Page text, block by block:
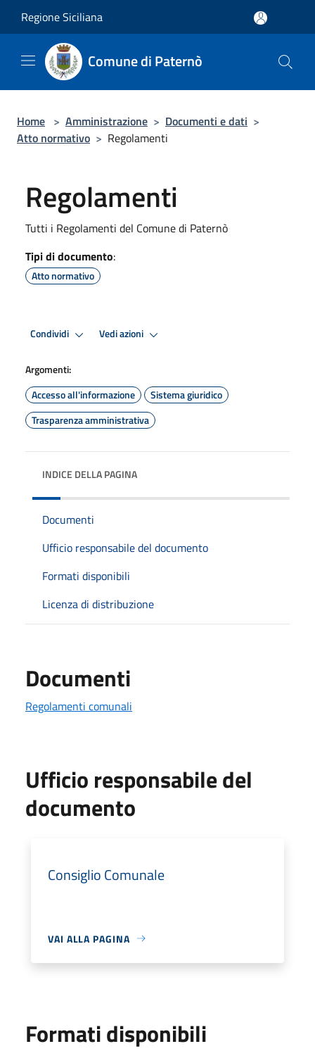
Regione Siciliana
Comune di Paternò
Home > Amministrazione > Documenti e dati >
Atto normativo > Regolamenti
Regolamenti
Tutti i Regolamenti del Comune di Paternò
Tipi di documento:
Atto normativo
Condividi Vedi azioni
Argomenti:
Accesso all'informazione
Sistema giuridico
Trasparenza amministrativa
INDICE DELLA PAGINA
Documenti
Ufficio responsabile del documento
Formati disponibili
Licenza di distribuzione
Documenti
Regolamenti comunali
Ufficio responsabile del
documento
Consiglio Comunale
VAI ALLA PAGINA
Formati disponibili